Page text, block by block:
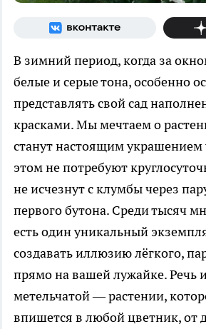
В зимний период, когда за
белые и серые тона, особенно
представлять свой сад
красками. Мы мечтаем о
станут настоящим украшением
этом не потребуют
не исчезнут с клумбы через
первого бутона. Среди тысяч
есть один уникальный
создавать иллюзию лёгкого,
прямо на вашей лужайке. Речь
метельчатой — растении,
впишется в любой цветник, от